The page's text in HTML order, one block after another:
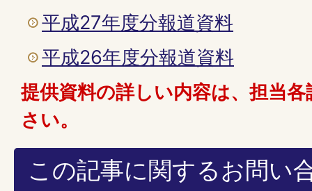
平成27年度分報道資料
平成26年度分報道資料
提供資料の詳しい内容は、担当
さい。
この記事に関するお問い